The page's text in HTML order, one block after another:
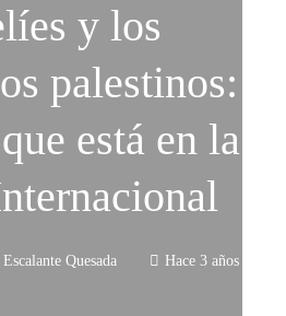
y los
palestinos:
está en la
Quesada Hace 3 años